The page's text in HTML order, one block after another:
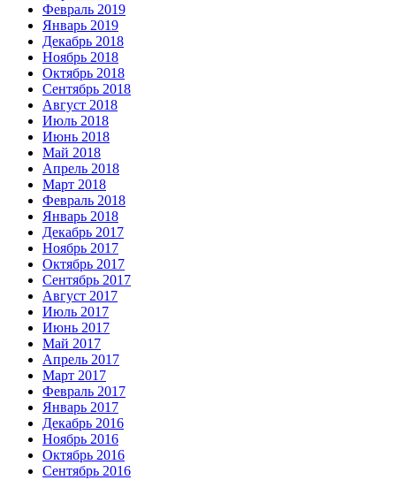
Февраль 2019
Январь 2019
Декабрь 2018
Ноябрь 2018
Октябрь 2018
Сентябрь 2018
Август 2018
Июль 2018
Июнь 2018
Май 2018
Апрель 2018
Март 2018
Февраль 2018
Январь 2018
Декабрь 2017
Ноябрь 2017
Октябрь 2017
Сентябрь 2017
Август 2017
Июль 2017
Июнь 2017
Май 2017
Апрель 2017
Март 2017
Февраль 2017
Январь 2017
Декабрь 2016
Ноябрь 2016
Октябрь 2016
Сентябрь 2016